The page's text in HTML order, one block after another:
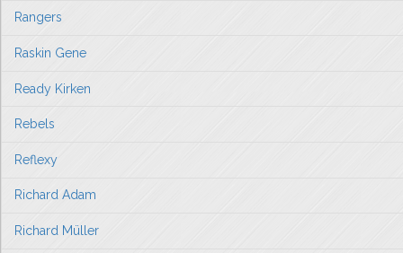
Rangers
Raskin Gene
Ready Kirken
Rebels
Reflexy
Richard Adam
Richard Müller